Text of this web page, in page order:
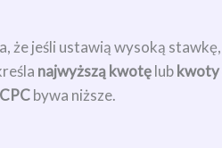
że jeśli ustawią wysoką
najwyższą kwotęlubkwoty
bywa niższe.